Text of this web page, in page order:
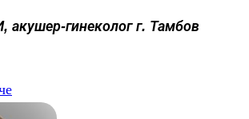
акушер-гинеколог г. Тамбов